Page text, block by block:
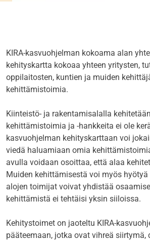
KIRA-kasvuohjelman kokoama alan
kehityskartta kokoaa yhteen yritysten,
oppilaitosten, kuntien ja muiden
kehittämistoimia.
Kiinteistö- ja rakentamisalalla
kehittämistoimia ja -hankkeita ei ole
kasvuohjelman kehityskarttaan voi
viedä haluamiaan omia
avulla voidaan osoittaa, että alaa
Muiden kehittämisestä voi myös
alojen toimijat voivat yhdistää
kehittämistä ei tehtäisi yksin siiloissa.
Kehitystoimet on jaoteltu KIRA-
pääteemaan, jotka ovat vihreä